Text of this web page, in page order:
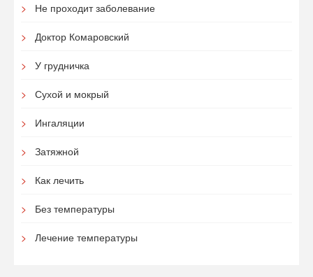
Не проходит заболевание
Доктор Комаровский
У грудничка
Сухой и мокрый
Ингаляции
Затяжной
Как лечить
Без температуры
Лечение температуры